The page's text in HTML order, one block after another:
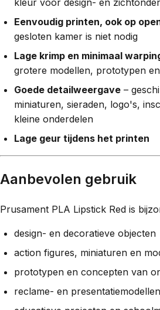
Eenvoudig printen, ook op
gesloten kamer is niet nodig
Lage krimp en minimaal
grotere modellen, prototypen
Goede detailweergave –
miniaturen, sieraden, logo's,
kleine onderdelen
Lage geur tijdens het printen
Aanbevolen gebruik
Prusament PLA Lipstick Red is
design- en decoratieve objecten
action figures, miniaturen en
prototypen en concepten van
reclame- en